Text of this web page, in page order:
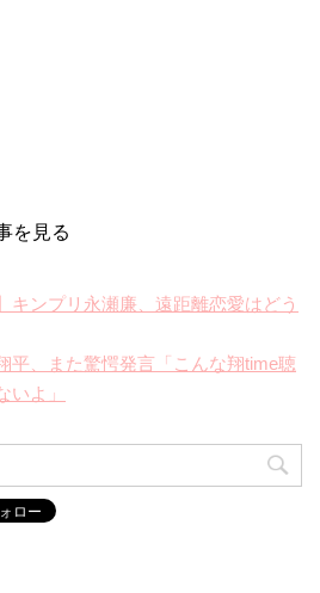
を見る
キンプリ永瀬廉、遠距離恋愛はどう
平、また驚愕発言「こんな翔time聴
いよ」